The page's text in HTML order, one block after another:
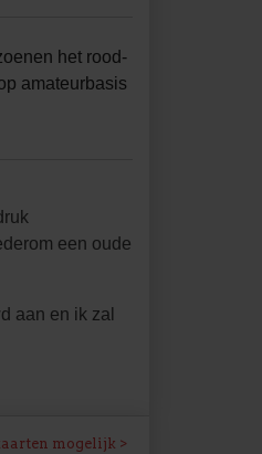
het rood-
amateurbasis
een oude
aan en ik zal
mogelijk